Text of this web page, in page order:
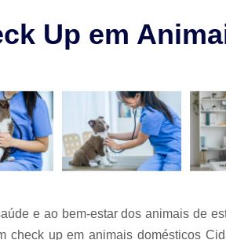
Exames para
animais
Limpeza de
tártaro
Odontologia
para animais
para animais
Up em
e ao bem-estar dos animais de
check up em animais domésticos